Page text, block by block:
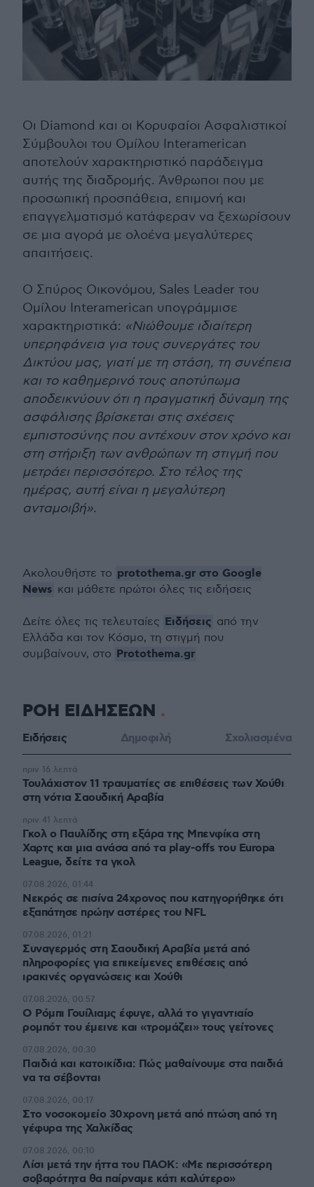
Οι Diamond και οι Κορυφαίοι Ασφαλιστικοί
Σύμβουλοι του Ομίλου Interamerican
αποτελούν χαρακτηριστικό παράδειγμα
αυτής της διαδρομής. Άνθρωποι που με
προσωπική προσπάθεια, επιμονή και
επαγγελματισμό κατάφεραν να ξεχωρίσουν
σε μια αγορά με ολοένα μεγαλύτερες
απαιτήσεις.
Ο Σπύρος Οικονόμου, Sales Leader του
Ομίλου Interamerican υπογράμμισε
χαρακτηριστικά: «Νιώθουμε ιδιαίτερη
υπερηφάνεια για τους συνεργάτες του
Δικτύου μας, γιατί με τη στάση, τη συνέπεια
και το καθημερινό τους αποτύπωμα
αποδεικνύουν ότι η πραγματική δύναμη της
ασφάλισης βρίσκεται στις σχέσεις
εμπιστοσύνης που αντέχουν στον χρόνο και
στη στήριξη των ανθρώπων τη στιγμή που
μετράει περισσότερο. Στο τέλος της
ημέρας, αυτή είναι η μεγαλύτερη
ανταμοιβή».
Ακολουθήστε το protothema.gr στο Google
News και μάθετε πρώτοι όλες τις ειδήσεις
Δείτε όλες τις τελευταίες Ειδήσεις από την
Ελλάδα και τον Κόσμο, τη στιγμή που
συμβαίνουν, στο Protothema.gr
ΡΟΗ ΕΙΔΗΣΕΩΝ
Ειδήσεις Δημοφιλή Σχολιασμένα
Τουλάχιστον 11 τραυματίες σε επιθέσεις των Χούθι
στη νότια Σαουδική Αραβία
πριν 16 λεπτά
Γκολ ο Παυλίδης στη εξάρα της Μπενφίκα στη
Χαρτς και μια ανάσα από τα play-offs του Europa
League, δείτε τα γκολ
πριν 41 λεπτά
Νεκρός σε πισίνα 24χρονος που κατηγορήθηκε ότι
εξαπάτησε πρώην αστέρες του NFL
07.08.2026, 01:44
Συναγερμός στη Σαουδική Αραβία μετά από
πληροφορίες για επικείμενες επιθέσεις από
ιρακινές οργανώσεις και Χούθι
07.08.2026, 01:21
Ο Ρόμπι Γουίλιαμς έφυγε, αλλά το γιγαντιαίο
ρομπότ του έμεινε και «τρομάζει» τους γείτονες
07.08.2026, 00:57
Παιδιά και κατοικίδια: Πώς μαθαίνουμε στα παιδιά
να τα σέβονται
07.08.2026, 00:30
Στο νοσοκομείο 30χρονη μετά από πτώση από τη
γέφυρα της Χαλκίδας
07.08.2026, 00:17
Λίσι μετά την ήττα του ΠΑΟΚ: «Με περισσότερη
σοβαρότητα θα παίρναμε κάτι καλύτερο»
07.08.2026, 00:10